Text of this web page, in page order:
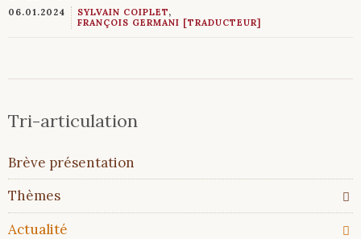
06.01.2024 SYLVAIN COIPLET,
FRANÇOIS GERMANI [TRADUCTEUR]
Tri-articulation
Aller
au
contenu
Brève présentation
Thèmes
Actualité